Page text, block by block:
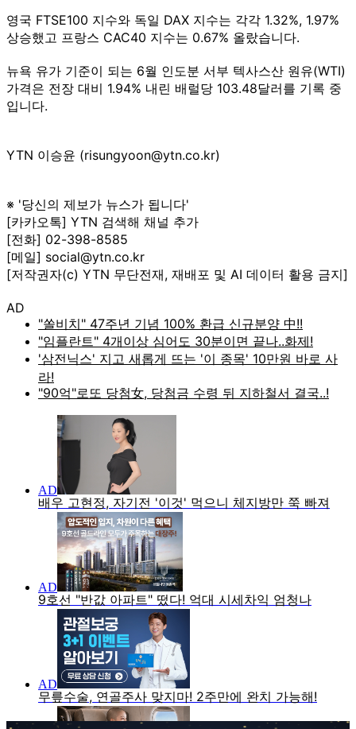
영국 FTSE100 지수와 독일 DAX 지수는 각각 1.32%, 1.97%
상승했고 프랑스 CAC40 지수는 0.67% 올랐습니다.
뉴욕 유가 기준이 되는 6월 인도분 서부 텍사스산 원유(WTI)
가격은 전장 대비 1.94% 내린 배럴당 103.48달러를 기록 중
입니다.
YTN 이승윤 (risungyoon@ytn.co.kr)
※ '당신의 제보가 뉴스가 됩니다'
[카카오톡] YTN 검색해 채널 추가
[전화] 02-398-8585
[메일] social@ytn.co.kr
[저작권자(c) YTN 무단전재, 재배포 및 AI 데이터 활용 금지]
AD